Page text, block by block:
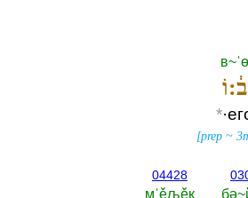
в~ˈө
ב֔:וֹ
*
[prep ~
04428
мˈěљěк